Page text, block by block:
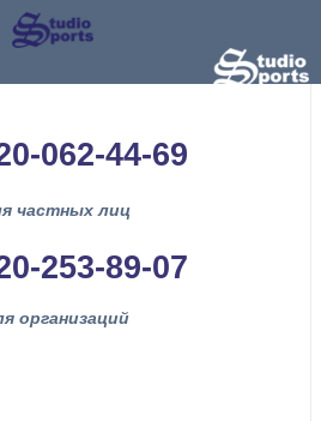
062-44-69
частных лиц
253-89-07
организаций